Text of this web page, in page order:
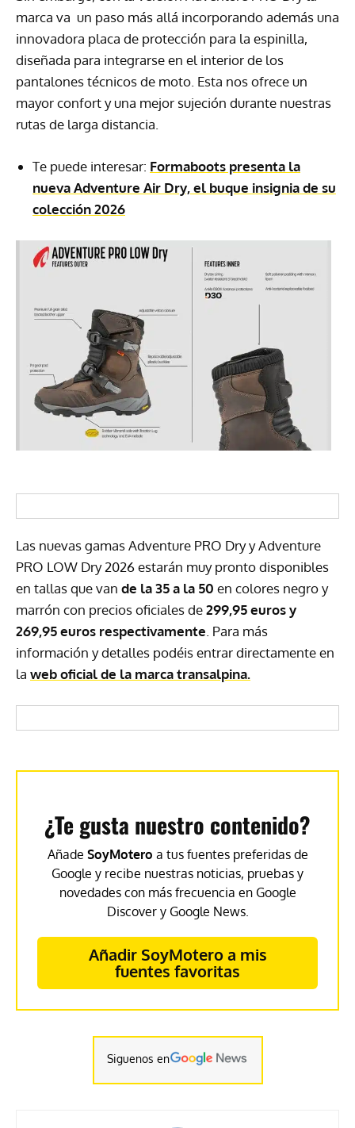
marca va un paso más allá incorporando además una
innovadora placa de protección para la espinilla,
diseñada para integrarse en el interior de los
pantalones técnicos de moto. Esta nos ofrece un
mayor confort y una mejor sujeción durante nuestras
rutas de larga distancia.
Te puede interesar: Formaboots presenta la
nueva Adventure Air Dry, el buque insignia de su
colección 2026
Las nuevas gamas Adventure PRO Dry y Adventure
PRO LOW Dry 2026 estarán muy pronto disponibles
en tallas que van de la 35 a la 50 en colores negro y
marrón con precios oficiales de299,95 euros y
269,95 euros respectivamente. Para más
información y detalles podéis entrar directamente en
la web oficial de la marca transalpina.
¿Te gusta nuestro contenido?
Añade SoyMotero a tus fuentes preferidas de
Google y recibe nuestras noticias, pruebas y
novedades con más frecuencia en Google
Discover y Google News.
Añadir SoyMotero a mis
fuentes favoritas
Siguenos en